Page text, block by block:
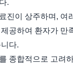
.
진이 상주하며, 여
공하여 환자가 만
다.
종합적으로 고려